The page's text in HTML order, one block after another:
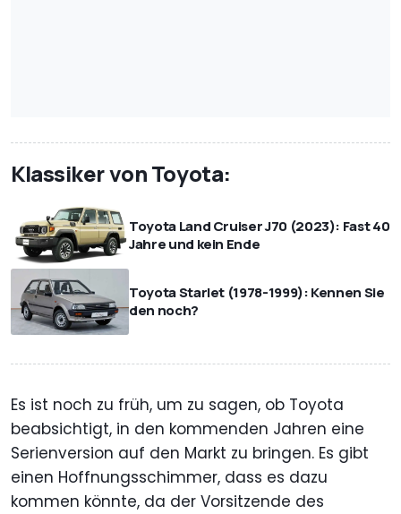
Klassiker von Toyota:
Toyota Land Cruiser J70 (2023): Fast 40
Jahre und kein Ende
Toyota Starlet (1978-1999): Kennen Sie
den noch?
Es ist noch zu früh, um zu sagen, ob Toyota
beabsichtigt, in den kommenden Jahren eine
Serienversion auf den Markt zu bringen. Es gibt
einen Hoffnungsschimmer, dass es dazu
kommen könnte, da der Vorsitzende des